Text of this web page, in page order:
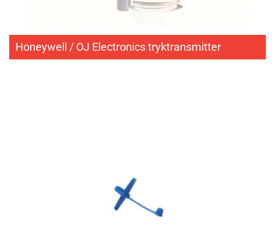
Honeywell / OJ Electronics tryktransmitter